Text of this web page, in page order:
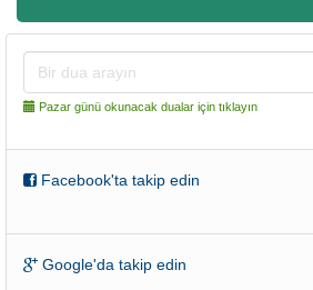
Pazar günü okunacak dualar için tıklayın
Facebook'ta takip edin
Google'da takip edin